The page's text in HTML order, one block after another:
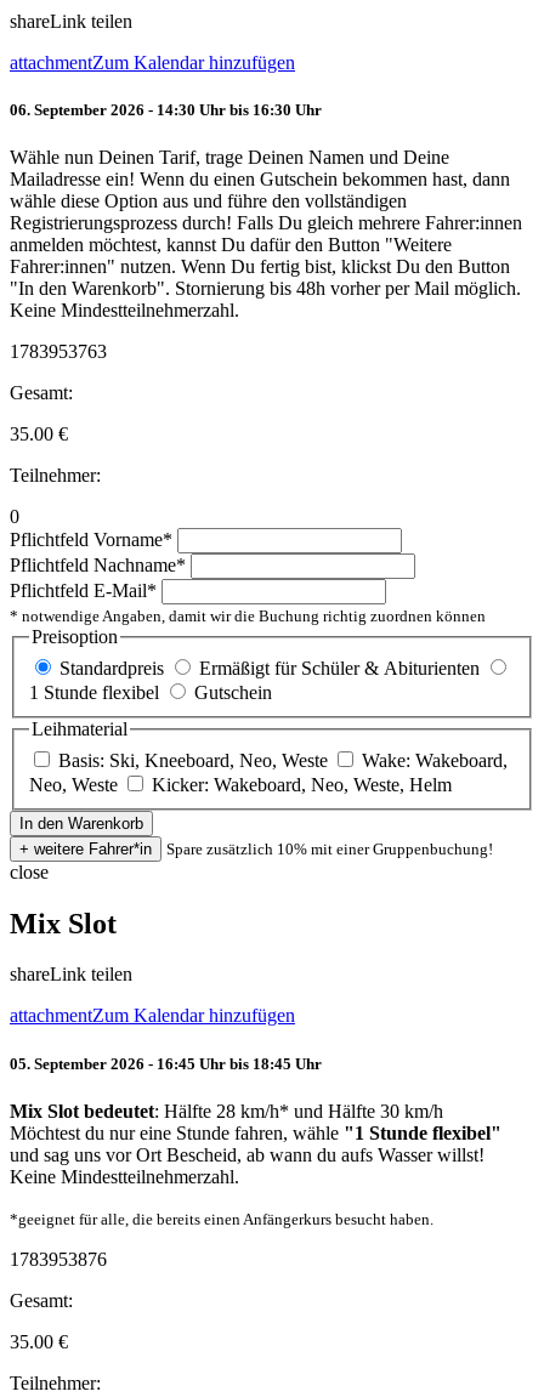
shareLink teilen
attachmentZum Kalendar hinzufügen
06. September 2026 - 14:30 Uhr bis 16:30 Uhr
Wähle nun Deinen Tarif, trage Deinen Namen und Deine
Mailadresse ein! Wenn du einen Gutschein bekommen hast, dann
wähle diese Option aus und führe den vollständigen
Registrierungsprozess durch! Falls Du gleich mehrere Fahrer:innen
anmelden möchtest, kannst Du dafür den Button "Weitere
Fahrer:innen" nutzen. Wenn Du fertig bist, klickst Du den Button
"In den Warenkorb". Stornierung bis 48h vorher per Mail möglich.
Keine Mindestteilnehmerzahl.
1783953763
Gesamt:
35.00 €
Teilnehmer:
0
Pflichtfeld Vorname*
Pflichtfeld Nachname*
Pflichtfeld E-Mail*
* notwendige Angaben, damit wir die Buchung richtig zuordnen können
Preisoption
Standardpreis
Ermäßigt für Schüler & Abiturienten
1 Stunde flexibel
Gutschein
Leihmaterial
Basis: Ski, Kneeboard, Neo, Weste
Wake: Wakeboard,
Neo, Weste
Kicker: Wakeboard, Neo, Weste, Helm
Spare zusätzlich 10% mit einer Gruppenbuchung!
close
Mix Slot
shareLink teilen
attachmentZum Kalendar hinzufügen
05. September 2026 - 16:45 Uhr bis 18:45 Uhr
Mix Slot bedeutet: Hälfte 28 km/h* und Hälfte 30 km/h
Möchtest du nur eine Stunde fahren, wähle "1 Stunde flexibel"
und sag uns vor Ort Bescheid, ab wann du aufs Wasser willst!
Keine Mindestteilnehmerzahl.
*geeignet für alle, die bereits einen Anfängerkurs besucht haben.
1783953876
Gesamt:
35.00 €
Teilnehmer: